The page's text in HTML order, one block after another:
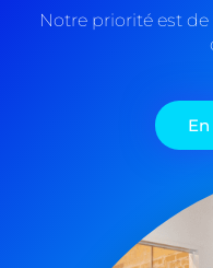
Notre priorité est